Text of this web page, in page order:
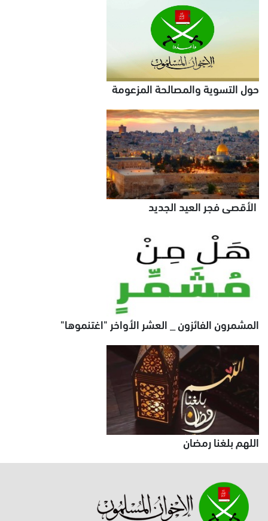
حول التسوية والمصالحة المزعومة
الأقصى فجر العيد الجديد
المشمرون الفائزون _ العشر الأواخر "اغتنموها"
اللهم بلغنا رمضان